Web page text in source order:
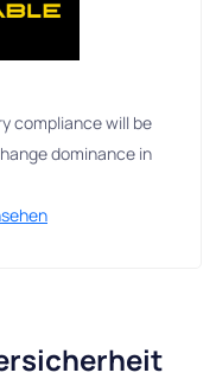
compliance will be
dominance in